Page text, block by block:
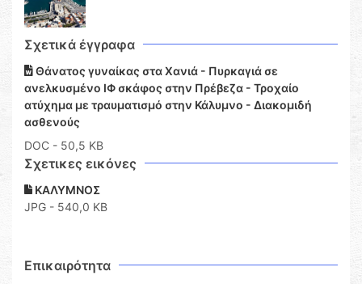
Σχετικά έγγραφα
Θάνατος γυναίκας στα Χανιά - Πυρκαγιά σε
ανελκυσμένο ΙΦ σκάφος στην Πρέβεζα - Τροχαίο
ατύχημα με τραυματισμό στην Κάλυμνο - Διακομιδή
ασθενούς
DOC - 50,5 KB
Σχετικες εικόνες
ΚΑΛΥΜΝΟΣ
JPG - 540,0 KB
Επικαιρότητα